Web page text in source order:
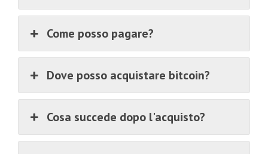
Come posso pagare?
Dove posso acquistare bitcoin?
Cosa succede dopo l'acquisto?